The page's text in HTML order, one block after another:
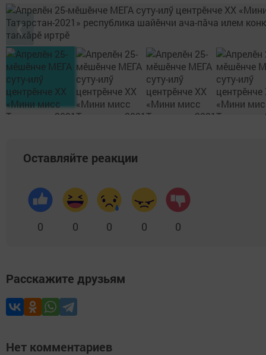
❮
Оставляйте реакции
0 0 0 0 0
Расскажите друзьям
Нет комментариев